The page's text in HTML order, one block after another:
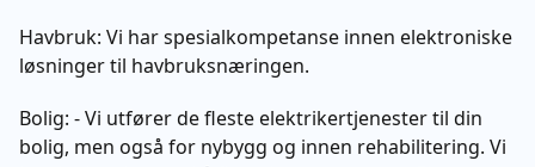
Havbruk: Vi har spesialkompetanse innen elektroniske
løsninger til havbruksnæringen.
Bolig: - Vi utfører de fleste elektrikertjenester til din
bolig, men også for nybygg og innen rehabilitering. Vi